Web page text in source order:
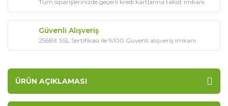
Tüm siparişlerinizde geçerli kredi kartlarına taksit imkanı
Güvenli Alışveriş
256Bit SSL Sertifikası ile %100 Güvenli alışveriş imkanı
ÜRÜN AÇIKLAMASI